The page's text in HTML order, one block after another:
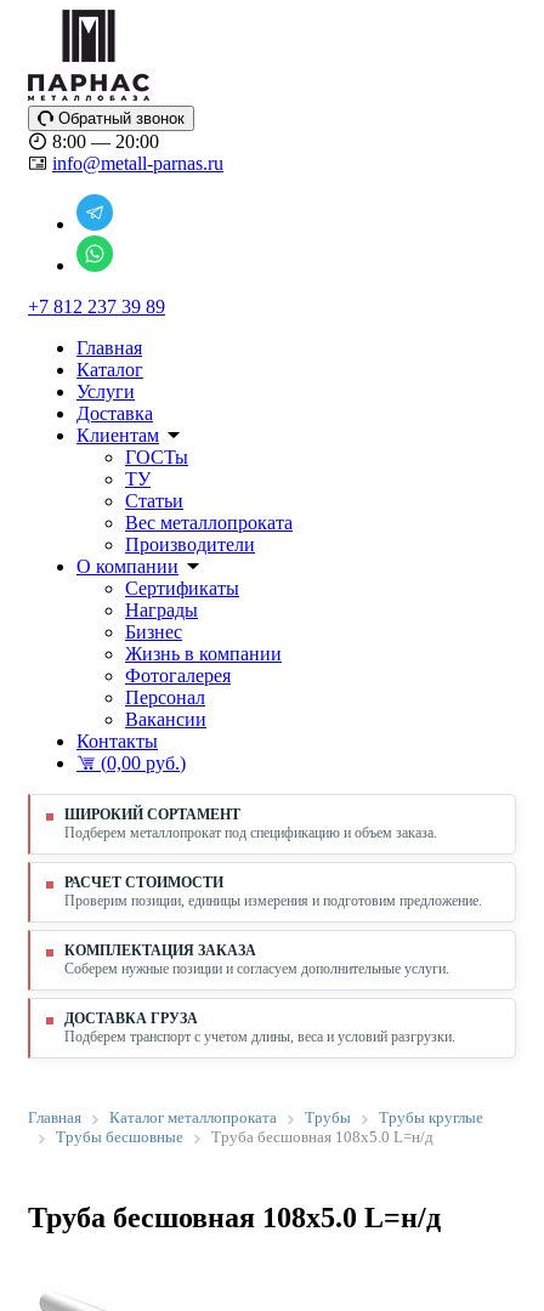
Обратный звонок
8:00 — 20:00
info@metall-parnas.ru
+7 812 237 39 89
Главная
Каталог
Услуги
Доставка
Клиентам
ГОСТы
ТУ
Статьи
Вес металлопроката
Производители
О компании
Сертификаты
Награды
Бизнес
Жизнь в компании
Фотогалерея
Персонал
Вакансии
Контакты
(0,00 руб.)
ШИРОКИЙ СОРТАМЕНТ
Подберем металлопрокат под спецификацию и объем заказа.
РАСЧЕТ СТОИМОСТИ
Проверим позиции, единицы измерения и подготовим предложение.
КОМПЛЕКТАЦИЯ ЗАКАЗА
Соберем нужные позиции и согласуем дополнительные услуги.
ДОСТАВКА ГРУЗА
Подберем транспорт с учетом длины, веса и условий разгрузки.
Главная Каталог металлопроката Трубы
Трубы круглые
Трубы бесшовные
Труба бесшовная 108х5.0 L=н/д
Труба бесшовная 108х5.0 L=н/д